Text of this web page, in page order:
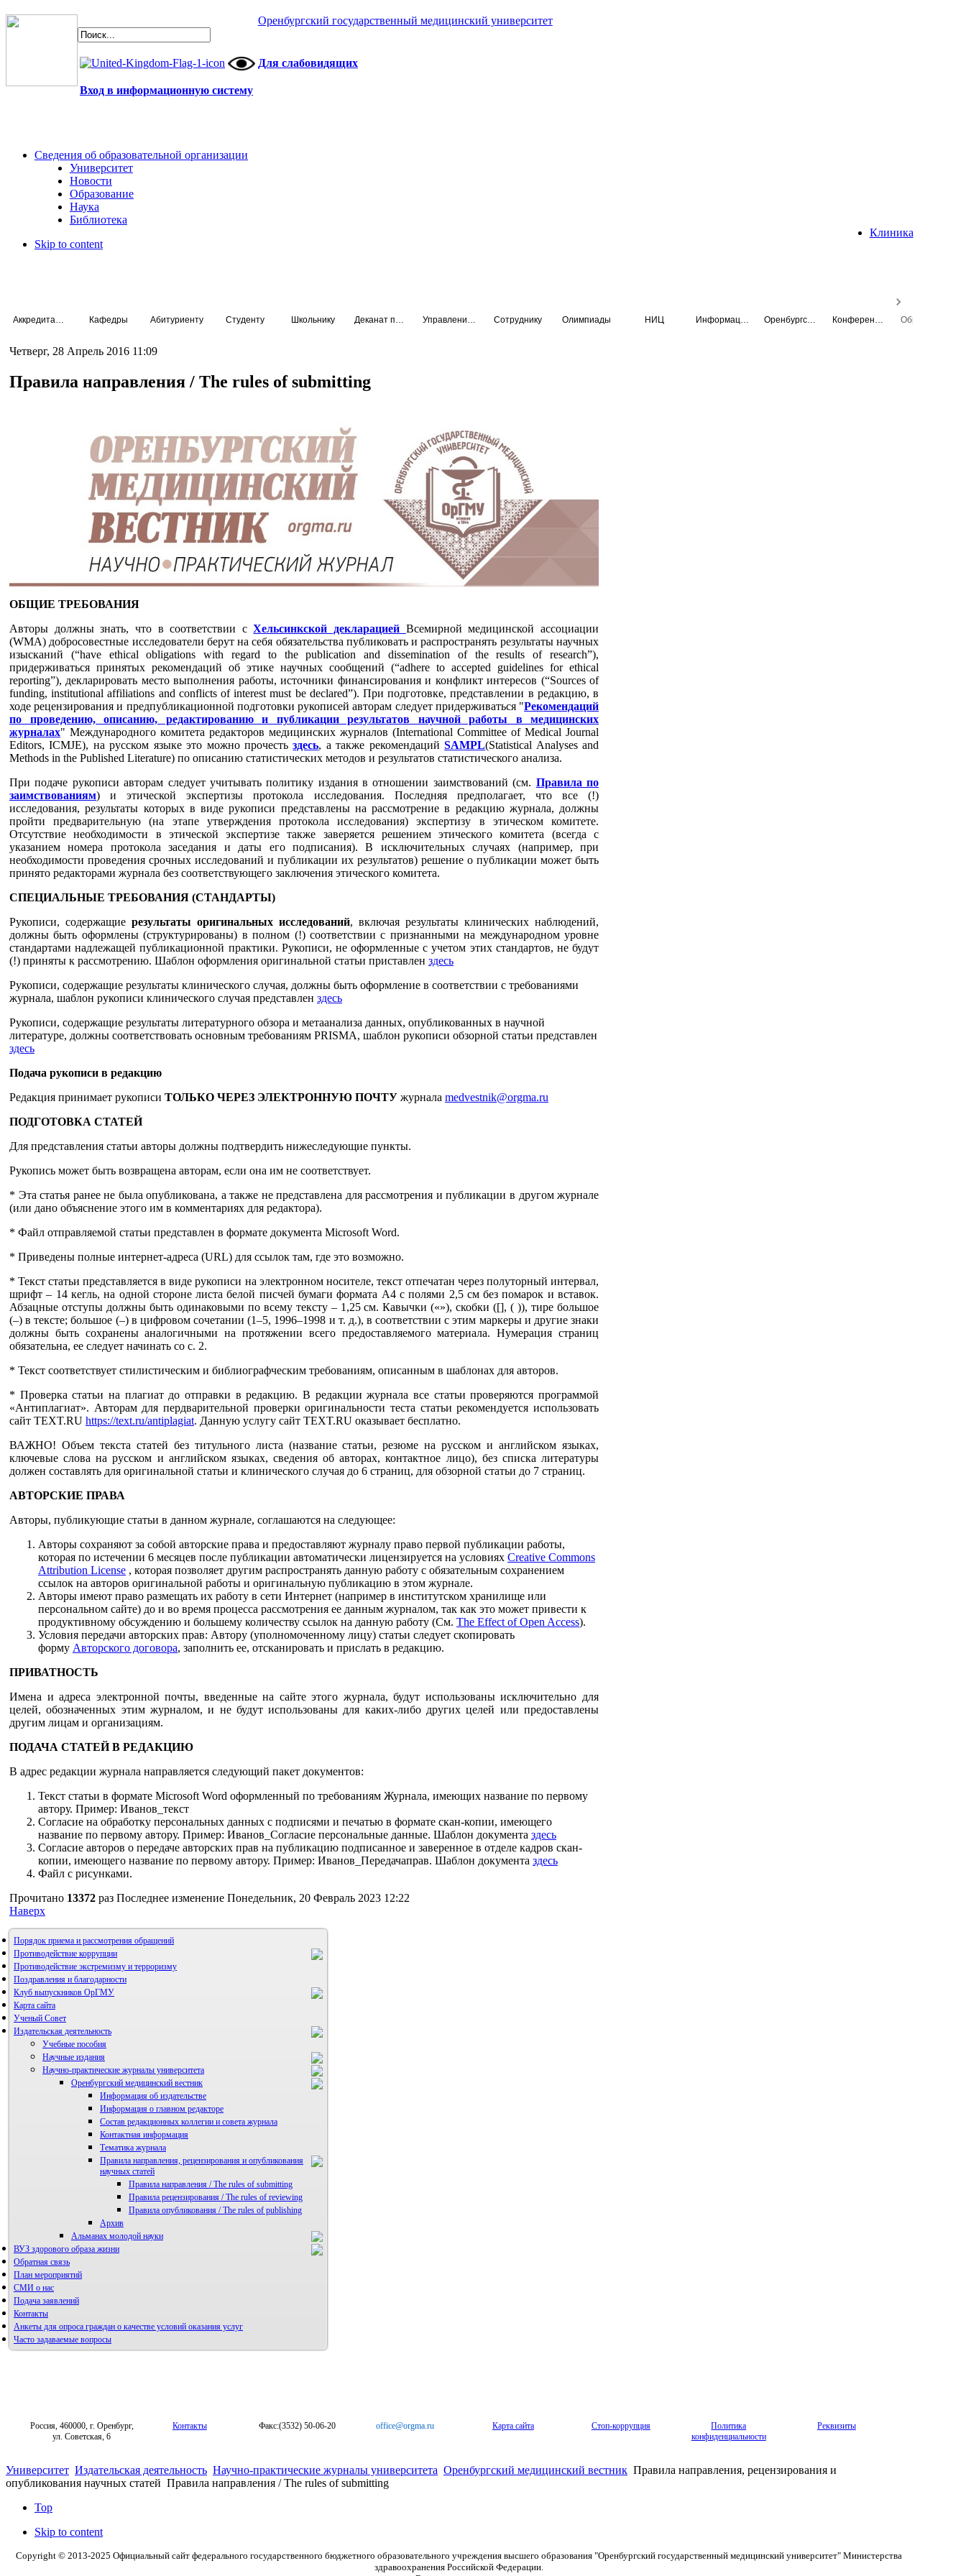
Оренбургский государственный медицинский университет
Для слабовидящих
Вход в информационную систему
Сведения об образовательной организации
Университет
Новости
Образование
Наука
Библиотека
Клиника
Skip to content
Кафедры Абитуриенту Студенту Школьнику Сотруднику Олимпиады НИЦ
Четверг, 28 Апрель 2016 11:09
Правила направления / The rules of submitting
ОБЩИЕ ТРЕБОВАНИЯ
Авторы должны знать, что в соответствии сХельсинкской декларацией Всемирной медицинской ассоциации
(WMA) добросовестные исследователи берут на себя обязательства публиковать и распространять результаты научных
изысканий (“have ethical obligations with regard to the publication and dissemination of the results of research”),
придерживаться принятых рекомендаций об этике научных сообщений (“adhere to accepted guidelines for ethical
reporting”), декларировать место выполнения работы, источники финансирования и конфликт интересов (“Sources of
funding, institutional affiliations and conflicts of interest must be declared”). При подготовке, представлении в редакцию, в
ходе рецензирования и предпубликационной подготовки рукописей авторам следует придерживаться "Рекомендаций
по проведению, описанию, редактированию и публикации результатов научной работы в медицинских
журналах" Международного комитета редакторов медицинских журналов (International Committee of Medical Journal
Editors, ICMJE), на русском языке это можно прочестьздесь, а также рекомендацийSAMPL(Statistical Analyses and
Methods in the Published Literature) по описанию статистических методов и результатов статистического анализа.
При подаче рукописи авторам следует учитывать политику издания в отношении заимствований (см. Правила по
заимствованиям) и этической экспертизы протокола исследования. Последняя предполагает, что все (!)
исследования, результаты которых в виде рукописи представлены на рассмотрение в редакцию журнала, должны
пройти предварительную (на этапе утверждения протокола исследования) экспертизу в этическом комитете.
Отсутствие необходимости в этической экспертизе также заверяется решением этического комитета (всегда с
указанием номера протокола заседания и даты его подписания). В исключительных случаях (например, при
необходимости проведения срочных исследований и публикации их результатов) решение о публикации может быть
принято редакторами журнала без соответствующего заключения этического комитета.
СПЕЦИАЛЬНЫЕ ТРЕБОВАНИЯ (СТАНДАРТЫ)
Рукописи, содержащиерезультаты оригинальных исследований, включая результаты клинических наблюдений,
должны быть оформлены (структурированы) в полном (!) соответствии с признанными на международном уровне
стандартами надлежащей публикационной практики. Рукописи, не оформленные с учетом этих стандартов, не будут
(!) приняты к рассмотрению. Шаблон оформления оригинальной статьи приставлен здесь
Рукописи, содержащие результаты клинического случая, должны быть оформление в соответствии с требованиями
журнала, шаблон рукописи клинического случая представлен здесь
Рукописи, содержащие результаты литературного обзора и метаанализа данных, опубликованных в научной
литературе, должны соответствовать основным требованиям PRISMA, шаблон рукописи обзорной статьи представлен
здесь
Подача рукописи в редакцию
Редакция принимает рукописи ТОЛЬКО ЧЕРЕЗ ЭЛЕКТРОННУЮ ПОЧТУ журнала medvestnik@orgma.ru
ПОДГОТОВКА СТАТЕЙ
Для представления статьи авторы должны подтвердить нижеследующие пункты.
Рукопись может быть возвращена авторам, если она им не соответствует.
* Эта статья ранее не была опубликована, а также не представлена для рассмотрения и публикации в другом журнале
(или дано объяснение этого им в комментариях для редактора).
* Файл отправляемой статьи представлен в формате документа Microsoft Word.
* Приведены полные интернет-адреса (URL) для ссылок там, где это возможно.
* Текст статьи представляется в виде рукописи на электронном носителе, текст отпечатан через полуторный интервал,
шрифт – 14 кегль, на одной стороне листа белой писчей бумаги формата А4 с полями 2,5 см без помарок и вставок.
Абзацные отступы должны быть одинаковыми по всему тексту – 1,25 см. Кавычки («»), скобки ([], ( )), тире большое
(–) в тексте; большое (–) в цифровом сочетании (1–5, 1996–1998 и т. д.), в соответствии с этим маркеры и другие знаки
должны быть сохранены аналогичными на протяжении всего предоставляемого материала. Нумерация страниц
обязательна, ее следует начинать со с. 2.
* Текст соответствует стилистическим и библиографческим требованиям, описанным в шаблонах для авторов.
* Проверка статьи на плагиат до отправки в редакцию. В редакции журнала все статьи проверяются программой
«Антиплагиат». Авторам для пердварительной проверки оригинальности теста статьи рекомендуется использовать
сайт TEXT.RU https://text.ru/antiplagiat. Данную услугу сайт TEXT.RU оказывает бесплатно.
ВАЖНО! Объем текста статей без титульного листа (название статьи, резюме на русском и английском языках,
ключевые слова на русском и английском языках, сведения об авторах, контактное лицо), без списка литературы
должен составлять для оригинальной статьи и клинического случая до 6 страниц, для обзорной статьи до 7 страниц.
АВТОРСКИЕ ПРАВА
Авторы, публикующие статьи в данном журнале, соглашаются на следующее:
Авторы сохраняют за собой авторские права и предоставляют журналу право первой публикации работы,
которая по истечении 6 месяцев после публикации автоматически лицензируется на условиях Creative Commons
Attribution License , которая позволяет другим распространять данную работу с обязательным сохранением
ссылок на авторов оригинальной работы и оригинальную публикацию в этом журнале.
Авторы имеют право размещать их работу в сети Интернет (например в институтском хранилище или
персональном сайте) до и во время процесса рассмотрения ее данным журналом, так как это может привести к
продуктивному обсуждению и большему количеству ссылок на данную работу (См. The Effect of Open Access).
Условия передачи авторских прав: Автору (уполномоченному лицу) статьи следует скопировать
форму Авторского договора, заполнить ее, отсканировать и прислать в редакцию.
ПРИВАТНОСТЬ
Имена и адреса электронной почты, введенные на сайте этого журнала, будут использованы исключительно для
целей, обозначенных этим журналом, и не будут использованы для каких-либо других целей или предоставлены
другим лицам и организациям.
ПОДАЧА СТАТЕЙ В РЕДАКЦИЮ
В адрес редакции журнала направляется следующий пакет документов:
Текст статьи в формате Microsoft Word оформленный по требованиям Журнала, имеющих название по первому
автору. Пример: Иванов_текст
Согласие на обработку персональных данных с подписями и печатью в формате скан-копии, имеющего
название по первому автору. Пример: Иванов_Согласие персональные данные. Шаблон документа здесь
Согласие авторов о передаче авторских прав на публикацию подписанное и заверенное в отделе кадров скан-
копии, имеющего название по первому автору. Пример: Иванов_Передачаправ. Шаблон документа здесь
Файл с рисунками.
Прочитано 13372 раз Последнее изменение Понедельник, 20 Февраль 2023 12:22
Наверх
Порядок приема и рассмотрения обращений
Противодействие коррупции
Противодействие экстремизму и терроризму
Поздравления и благодарности
Клуб выпускников ОрГМУ
Карта сайта
Ученый Совет
Издательская деятельность
Учебные пособия
Научные издания
Научно-практические журналы университета
Оренбургский медицинский вестник
Информация об издательстве
Информация о главном редакторе
Состав редакционных коллегии и совета журнала
Контактная информация
Тематика журнала
Правила направления, рецензирования и опубликования
научных статей
Правила направления / The rules of submitting
Правила рецензирования / The rules of reviewing
Правила опубликования / The rules of publishing
Архив
Альманах молодой науки
Редакция журнала
ВУЗ здорового образа жизни
Фотогалерея
Обратная связь
План мероприятий
СМИ о нас
Подача заявлений
Контакты
Анкеты для опроса граждан о качестве условий оказания услуг
Часто задаваемые вопросы
Россия, 460000, г. Оренбург,
ул. Советская, 6
Контакты Факс:(3532) 50-06-20 office@orgma.ru Карта сайта Стоп-коррупция
Политика
конфиденциальности
Реквизиты
Университет Издательская деятельность Научно-практические журналы университета Оренбургский медицинский вестник Правила направления, рецензирования и
опубликования научных статей Правила направления / The rules of submitting
Top
Skip to content
Copyright © 2013-2025 Официальный сайт федерального государственного бюджетного образовательного учреждения высшего образования "Оренбургский государственный медицинский университет" Министерства
здравоохранения Российской Федерации.